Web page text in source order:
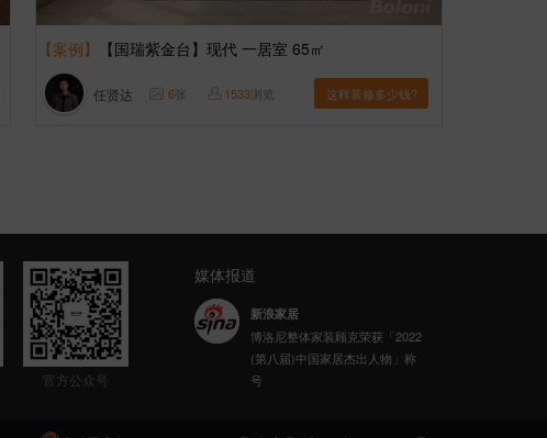
【案例】 【国瑞紫金台】现代 一居室 65㎡
任贤达 6张 1533浏览 这样装修多少钱?
官方公众号
媒体报道
乐居财经
博洛尼整体家装荣获“2023年家居
高质量发展典范企业”